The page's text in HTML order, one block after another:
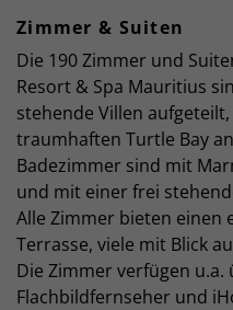
Zimmer & Suiten
Die 190 Zimmer und
Resort & Spa Mauritius
stehende Villen
traumhaften Turtle Bay
Badezimmer sind mit
und mit einer frei
Alle Zimmer bieten einen
Terrasse, viele mit Blick
Die Zimmer verfügen u.a.
Flachbildfernseher und